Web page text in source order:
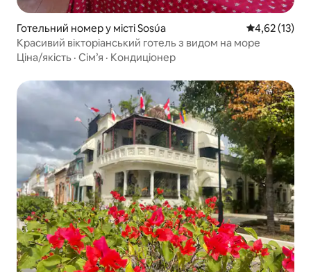
Готельний номер у місті Sosúa Середня
4,62 (13)
Красивий вікторіанський готель з видом на море
Ціна/якість · Сім’я · Кондиціонер